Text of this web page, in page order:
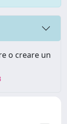
o creare un